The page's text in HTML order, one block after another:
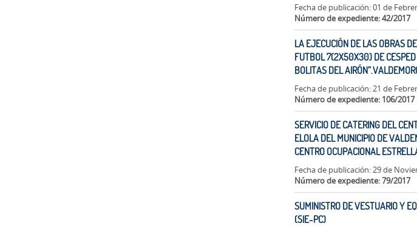
Fecha de publicación: 01 de
Número de expediente: 42/2017
LA EJECUCIÓN DE LAS OBRAS
FUTBOL 7(2X50X30) DE CESPED
BOLITAS DEL
Fecha de publicación: 21 de
Número de expediente: 106/2017
SERVICIO DE CATERING DEL
ELOLA DEL MUNICIPIO DE
CENTRO OCUPACIONAL
Fecha de publicación: 29 de
Número de expediente: 79/2017
SUMINISTRO DE VESTUARIO Y
(SIE-PC)